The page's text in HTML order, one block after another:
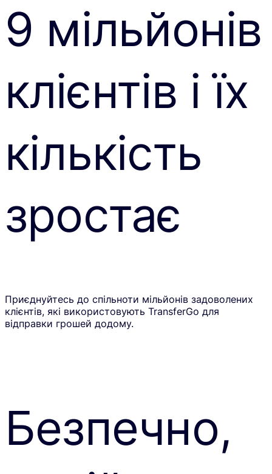
9 мільйонів
клієнтів і їх
кількість
зростає
Приєднуйтесь до спільноти мільйонів задоволених
клієнтів, які використовують TransferGo для
відправки грошей додому.
Безпечно,